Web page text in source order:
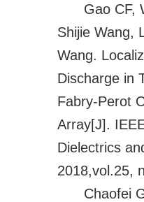
Gao CF,
Shijie Wang,
Wang.
Discharge in
Fabry-Perot
Array[J].
Dielectrics
2018,vol.25,
Chaofei